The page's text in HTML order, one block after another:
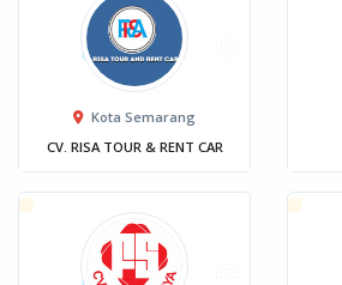
Kota Semarang
CV. RISA TOUR & RENT CAR